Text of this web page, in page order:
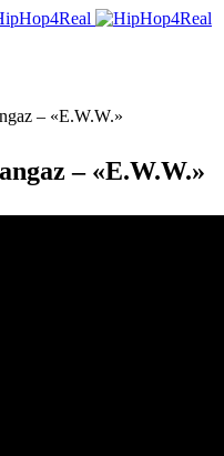
– «E.W.W.»
– «E.W.W.»